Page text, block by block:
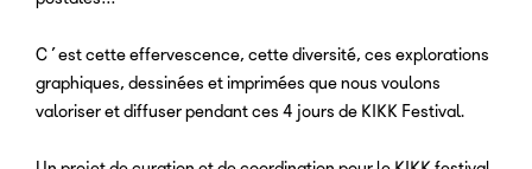
C’est cette effervescence, cette diversité, ces explorations
graphiques, dessinées et imprimées que nous voulons
valoriser et diffuser pendant ces 4 jours de KIKK Festival.